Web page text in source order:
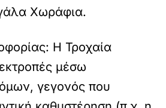
Χωράφια.
Η Τροχαία
μέσω
γεγονός που